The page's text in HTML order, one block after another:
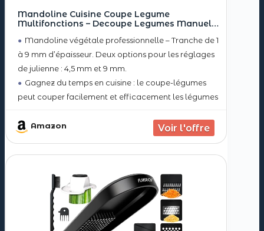
Mandoline Cuisine Coupe Legume
Multifonctions – Decoupe Legumes Manuel
Inoxydable, Réalisez des Tranches Épaisses
de 1 à 9 mm
Mandoline végétale professionnelle – Tranche de 1
à 9 mm d’épaisseur. Deux options pour les réglages
de julienne : 4,5 mm et 9 mm.
Gagnez du temps en cuisine : le coupe-légumes
peut couper facilement et efficacement les légumes
de terre,
Amazon